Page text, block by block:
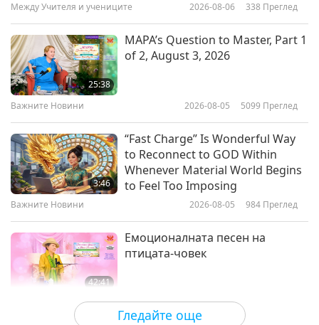
32:06
Buddhist Stories: Treasurer
Да ядем прясна храна в най-
доброто за нас време е важно
за духовно практикуващите -
Гледайте още
Между Учителя и учениците 2026-08-06 338 Преглед
25:38
MAPA’s Question to Master, Part 1
of 2, August 3, 2026
Важните Новини 2026-08-05 5099 Преглед
3:46
“Fast Charge” Is Wonderful Way
to Reconnect to GOD Within
Whenever Material World Begins
to Feel Too Imposing
Важните Новини 2026-08-05 984 Преглед
42:41
Емоционалната песен на
птицата-човек
Между Учителя и учениците 2026-08-05